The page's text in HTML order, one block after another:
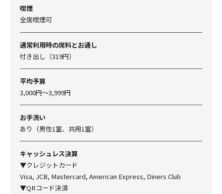
喫煙
全席喫煙可
通常利用時の席料とお通し
付き出し（319円）
平均予算
3,000円～3,999円
お手洗い
あり（男性1室、共用1室）
キャッシュレス決算
▼クレジットカード
Visa, JCB, Mastercard, American Express, Diners Club
▼QRコード決済